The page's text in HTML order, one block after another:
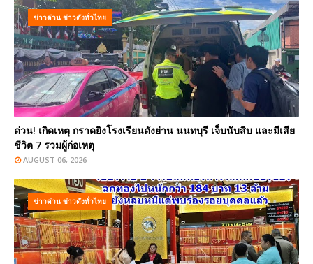
ข่าวด่วน ข่าวดังทั่วไทย
ด่วน! เกิดเหตุ กราดยิงโรงเรียนดังย่าน นนทบุรี เจ็บนับสิบ และมีเสีย
ชีวิต 7 รวมผู้ก่อเหตุ
AUGUST 06, 2026
ข่าวด่วน ข่าวดังทั่วไทย